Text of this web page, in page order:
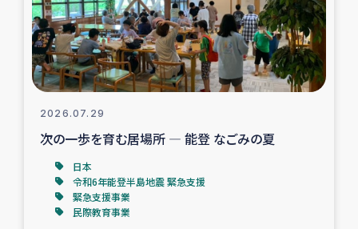
ベイルート大規模爆発被災者支援
女性の生計向上支援
アグロフォレストリー（カカオ）事業
2026.07.29
次の一歩を育む居場所 ― 能登 なごみの夏
日本
令和6年能登半島地震 緊急支援
緊急支援事業
民際教育事業